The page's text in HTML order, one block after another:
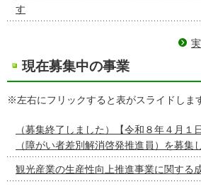
す
現在募集中の事業
※左右にフリックすると表がスライドしま
（募集終了しました）【令和８年４月
（障がい者差別解消啓発推進員）を募集
観光産業の生産性向上推進事業に関する